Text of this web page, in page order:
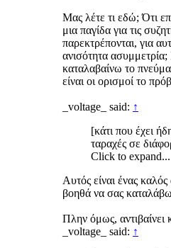
Μας λέτε τι εδώ; Ότι
μια παγίδα για τις
παρεκτρέπονται, για
ανισότητα ασυμμετρία;
καταλαβαίνω το
είναι οι ορισμοί το
_voltage_ said: ↑
[κάτι που έχει
ταραχές σε
Click to expand...
Αυτός είναι ένας
βοηθά να σας
Πλην όμως,
_voltage_ said: ↑